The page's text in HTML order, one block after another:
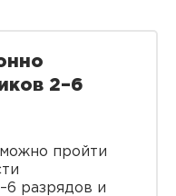
2–6
пройти
разрядов и